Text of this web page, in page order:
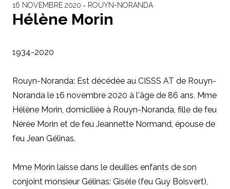
16 NOVEMBRE 2020 ‐ ROUYN-NORANDA
Hélène Morin
1934-2020
Rouyn-Noranda: Est décédée au CISSS AT de Rouyn-
Noranda le 16 novembre 2020 à l'âge de 86 ans, Mme
Hélène Morin, domiciliée à Rouyn-Noranda, fille de feu
Nérée Morin et de feu Jeannette Normand, épouse de
feu Jean Gélinas.
Mme Morin laisse dans le deuilles enfants de son
conjoint monsieur Gélinas: Gisèle (feu Guy Boisvert),